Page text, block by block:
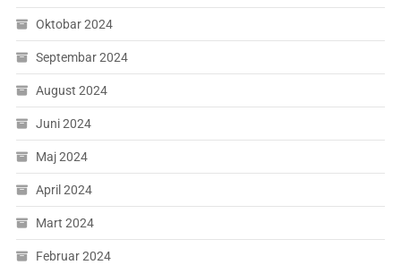
Oktobar 2024
Septembar 2024
August 2024
Juni 2024
Maj 2024
April 2024
Mart 2024
Februar 2024